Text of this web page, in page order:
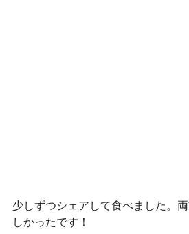
少しずつシェアして食べました。
しかったです！